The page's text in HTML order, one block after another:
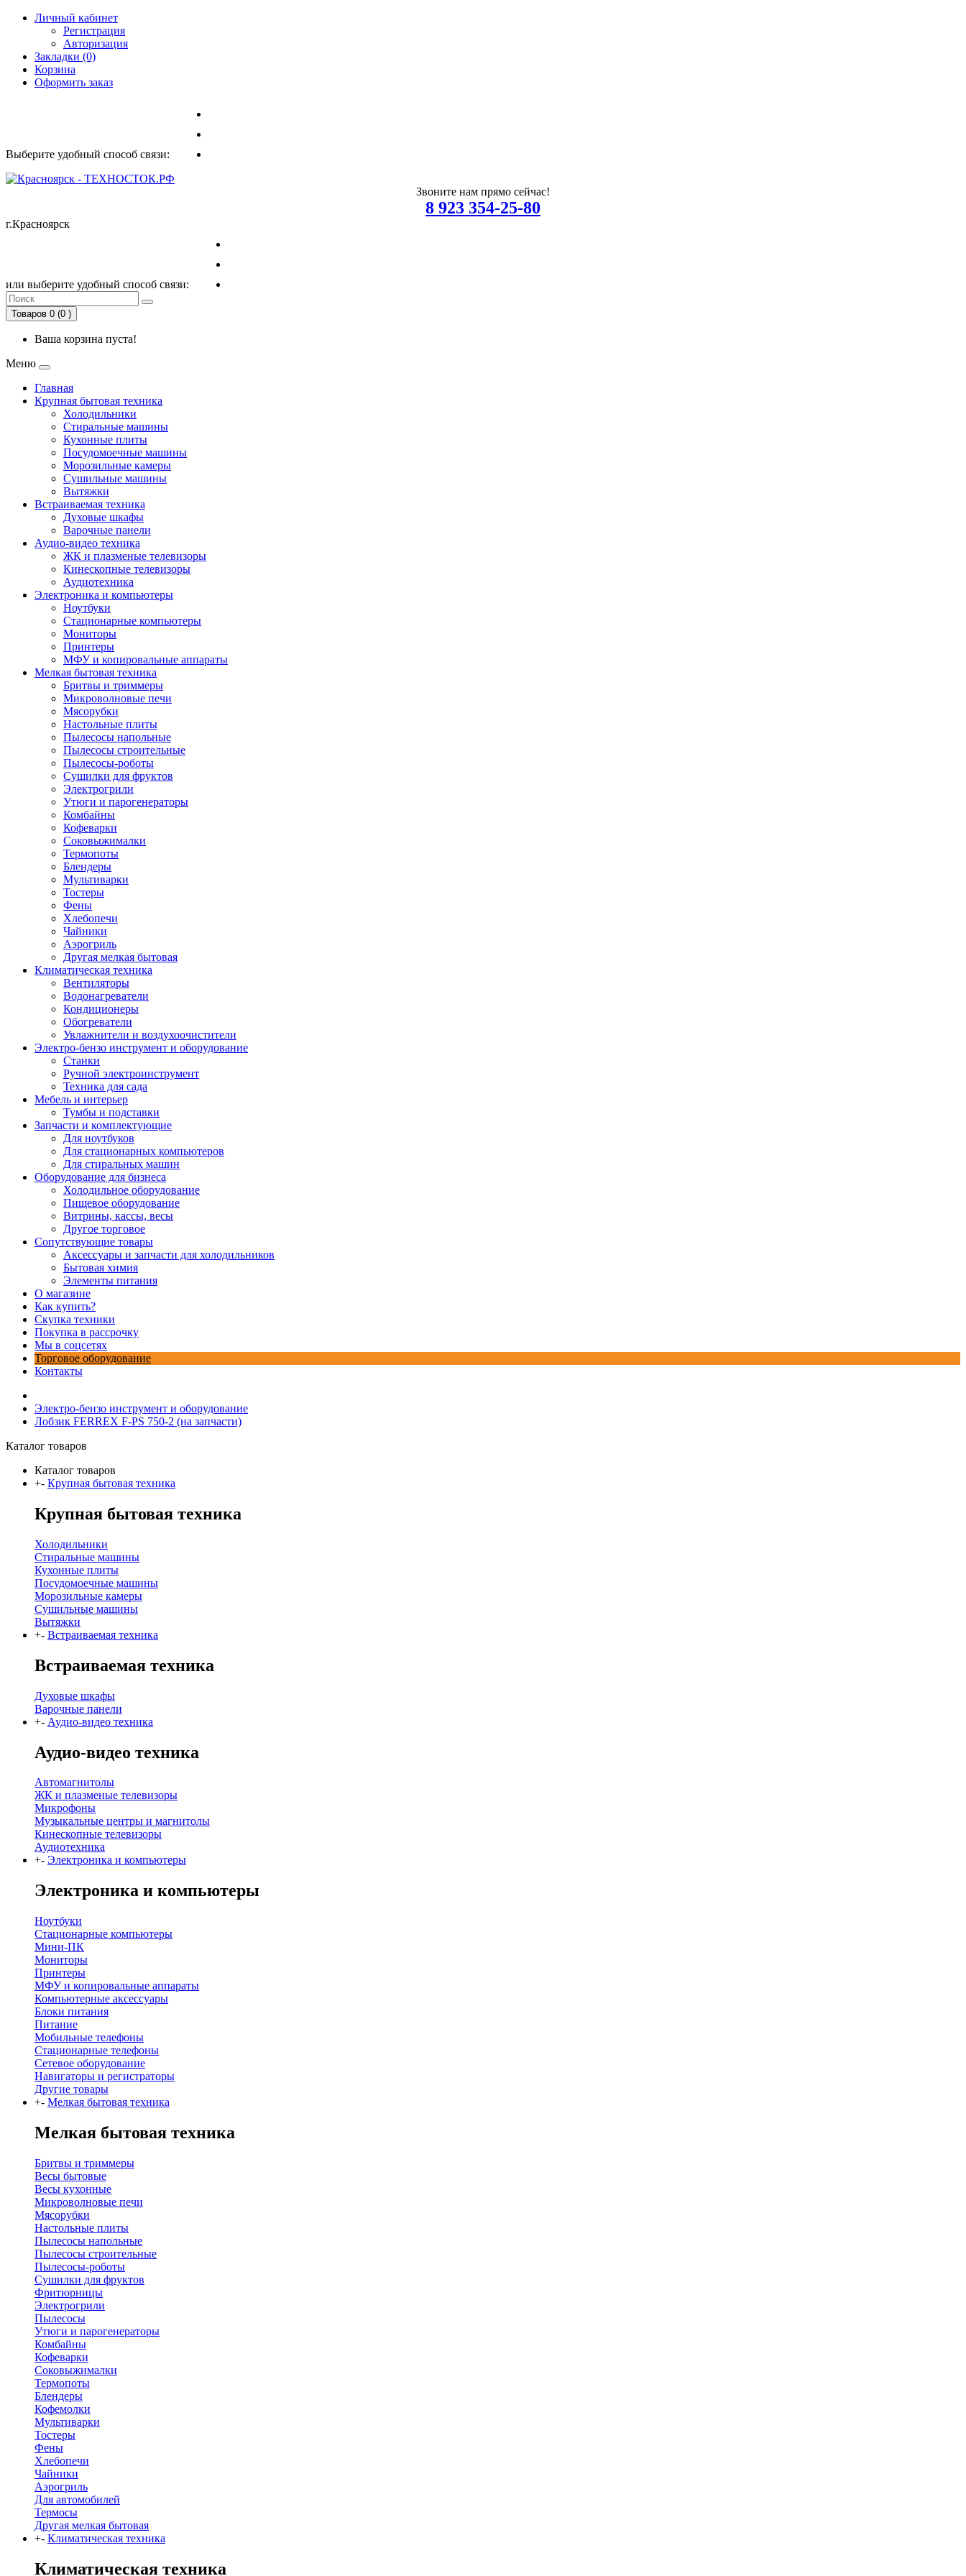
Личный кабинет
Регистрация
Авторизация
Закладки (0)
Корзина
Оформить заказ
Выберите удобный способ связи:
Звоните нам прямо сейчас!
8 923 354-25-80
г.Красноярск
или выберите удобный способ связи:
Товаров 0 (0 )
Ваша корзина пуста!
Меню
Главная
Крупная бытовая техника
Холодильники
Стиральные машины
Кухонные плиты
Посудомоечные машины
Морозильные камеры
Сушильные машины
Вытяжки
Встраиваемая техника
Духовые шкафы
Варочные панели
Аудио-видео техника
ЖК и плазменые телевизоры
Кинескопные телевизоры
Аудиотехника
Электроника и компьютеры
Ноутбуки
Стационарные компьютеры
Мониторы
Принтеры
МФУ и копировальные аппараты
Мелкая бытовая техника
Бритвы и триммеры
Микроволновые печи
Мясорубки
Настольные плиты
Пылесосы напольные
Пылесосы строительные
Пылесосы-роботы
Сушилки для фруктов
Электрогрили
Утюги и парогенераторы
Комбайны
Кофеварки
Соковыжималки
Термопоты
Блендеры
Мультиварки
Тостеры
Фены
Хлебопечи
Чайники
Аэрогриль
Другая мелкая бытовая
Климатическая техника
Вентиляторы
Водонагреватели
Кондиционеры
Обогреватели
Увлажнители и воздухоочистители
Электро-бензо инструмент и оборудование
Станки
Ручной электроинструмент
Техника для сада
Мебель и интерьер
Тумбы и подставки
Запчасти и комплектующие
Для ноутбуков
Для стационарных компьютеров
Для стиральных машин
Оборудование для бизнеса
Холодильное оборудование
Пищевое оборудование
Витрины, кассы, весы
Другое торговое
Сопутствующие товары
Аксессуары и запчасти для холодильников
Бытовая химия
Элементы питания
О магазине
Как купить?
Скупка техники
Покупка в рассрочку
Мы в соцсетях
Торговое оборудование
Контакты
Электро-бензо инструмент и оборудование
Лобзик FERREX F-PS 750-2 (на запчасти)
Каталог товаров
Каталог товаров
+- Крупная бытовая техника
Крупная бытовая техника
Холодильники
Стиральные машины
Кухонные плиты
Посудомоечные машины
Морозильные камеры
Сушильные машины
Вытяжки
+- Встраиваемая техника
Встраиваемая техника
Духовые шкафы
Варочные панели
+- Аудио-видео техника
Аудио-видео техника
Автомагнитолы
ЖК и плазменые телевизоры
Микрофоны
Музыкальные центры и магнитолы
Кинескопные телевизоры
Аудиотехника
+- Электроника и компьютеры
Электроника и компьютеры
Ноутбуки
Стационарные компьютеры
Мини-ПК
Мониторы
Принтеры
МФУ и копировальные аппараты
Компьютерные аксессуары
Блоки питания
Питание
Мобильные телефоны
Стационарные телефоны
Сетевое оборудование
Навигаторы и регистраторы
Другие товары
+- Мелкая бытовая техника
Мелкая бытовая техника
Бритвы и триммеры
Весы бытовые
Весы кухонные
Микроволновые печи
Мясорубки
Настольные плиты
Пылесосы напольные
Пылесосы строительные
Пылесосы-роботы
Сушилки для фруктов
Фритюрницы
Электрогрили
Пылесосы
Утюги и парогенераторы
Комбайны
Кофеварки
Соковыжималки
Термопоты
Блендеры
Кофемолки
Мультиварки
Тостеры
Фены
Хлебопечи
Чайники
Аэрогриль
Для автомобилей
Термосы
Другая мелкая бытовая
+- Климатическая техника
Климатическая техника